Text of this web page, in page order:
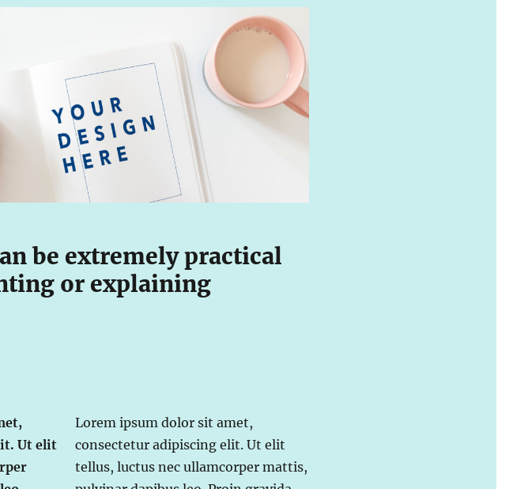
be extremely practical
or explaining
Ut elit
Lorem ipsum dolor sit amet,
consectetur adipiscing elit. Ut elit
tellus, luctus nec ullamcorper mattis,